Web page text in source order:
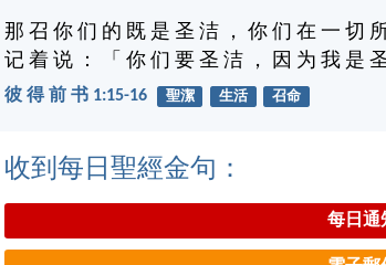
那 召 你 们 的 既 是 圣 洁 ， 你 们 在 一 切
记 着 说 ： 「 你 们 要 圣 洁 ， 因 为 我 是
彼 得 前 书 1:15-16 聖潔 生活 召命
收到每日聖經金句：
每日通